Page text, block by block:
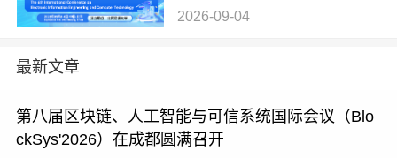
IECT 2026）
2026-09-04
最新文章
第八届区块链、人工智能与可信系统国际会议（Blo
ckSys'2026）在成都圆满召开